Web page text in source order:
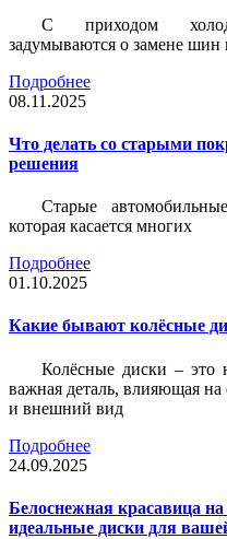
С приходом
задумываются о замене шин
Подробнее
08.11.2025
Что делать со старыми
решения
Старые
которая касается многих
Подробнее
01.10.2025
Какие бывают колёсные
Колёсные диски – это
важная деталь, влияющая на
и внешний вид
Подробнее
24.09.2025
Белоснежная красавица
идеальные диски для